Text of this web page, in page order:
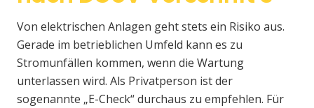
Von elektrischen Anlagen geht stets ein Risiko aus.
Gerade im betrieblichen Umfeld kann es zu
Stromunfällen kommen, wenn die Wartung
unterlassen wird. Als Privatperson ist der
sogenannte „E-Check“ durchaus zu empfehlen. Für